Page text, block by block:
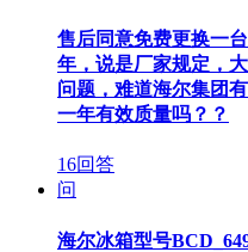
售后同意免费更换一
年，说是厂家规定，
问题，难道海尔集团
一年有效质量吗？？
16回答
问
海尔冰箱型号